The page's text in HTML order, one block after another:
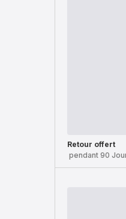
Retour offert
pendant 90